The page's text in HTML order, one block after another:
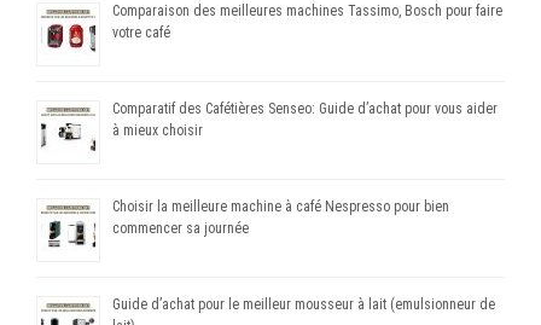
Comparaison des meilleures machines Tassimo, Bosch pour faire
votre café
Comparatif des Cafétières Senseo: Guide d’achat pour vous aider
à mieux choisir
Choisir la meilleure machine à café Nespresso pour bien
commencer sa journée
Guide d’achat pour le meilleur mousseur à lait (emulsionneur de